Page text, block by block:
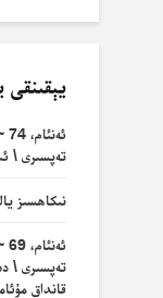
يېقىنقى
تەپسىرى \
نىكاھسىز
تەپسىرى \
قانداق